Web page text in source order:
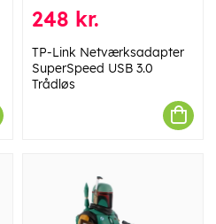
248 kr.
TP-Link Netværksadapter
SuperSpeed USB 3.0
Trådløs